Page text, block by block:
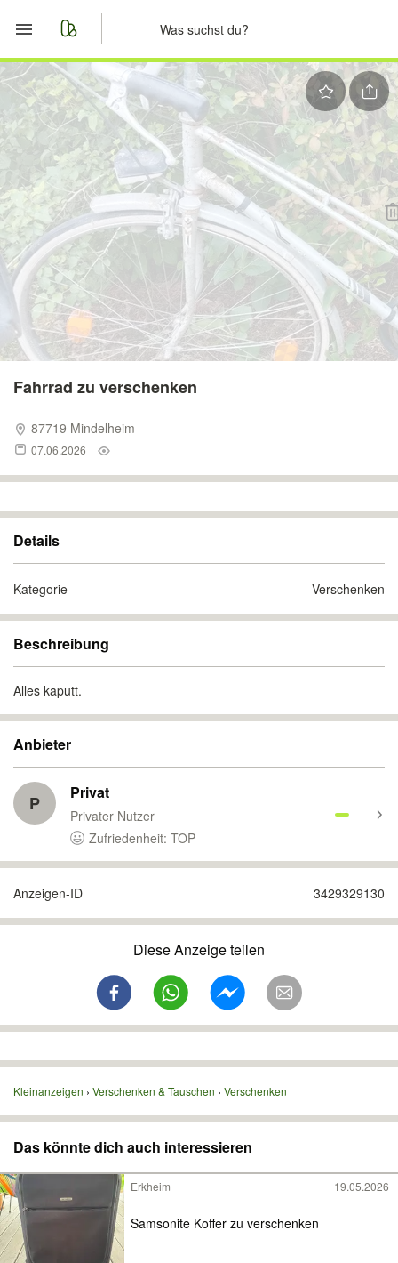
Start
Merkliste
Nachrichten
Anzeige aufgeben
Fahrrad zu verschenken
87719 Mindelheim
07.06.2026
Details
Kategorie Verschenken
Beschreibung
Alles kaputt.
Anbieter
P Privat
Privater Nutzer
Zufriedenheit: TOP
Anzeigen-ID 3429329130
Diese Anzeige teilen
Kleinanzeigen Verschenken & Tauschen Verschenken
Das könnte dich auch interessieren
Erkheim 19.05.2026
Samsonite Koffer zu verschenken